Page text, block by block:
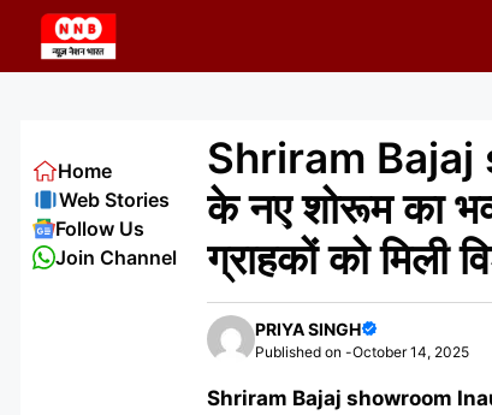
content
Shriram Bajaj
के नए शोरूम का
ग्राहकों को मिली
PRIYA SINGH
Published on -October 14, 2025
Shriram Bajaj showroom
Home
Web Stories
Follow Us
Join Channel